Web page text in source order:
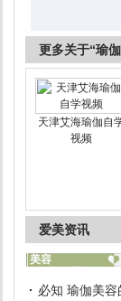
更多关于“瑜
天津艾海瑜伽自
视频
爱美资讯
美容
必知 瑜伽美